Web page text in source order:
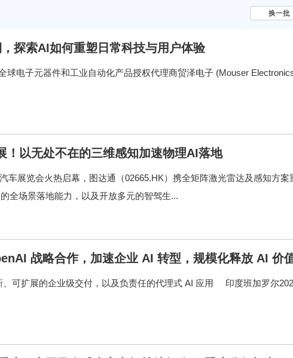
换一批
探索AI如何重塑日常科技与用户体验
球电子元器件和工业自动化产品授权代理商贸泽电子 (Mouser
！以无处不在的三维感知加速物理AI落地
车展览会火热启幕，图达通（02665.HK）携全矩阵激光雷达及感知方案
全场景落地能力，以及开放多元的智驾生...
战略合作，加速企业 AI 转型，规模化释放 AI 价
可扩展的企业级交付，以及负责任的代理式 AI 应用 印度班加罗尔